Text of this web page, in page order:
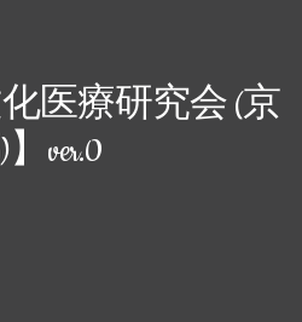
化医療研究会 (京
ver.0